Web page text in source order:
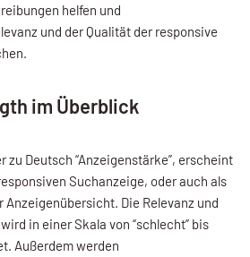
helfen und
und der Qualität der responsive
im Überblick
zu Deutsch “Anzeigenstärke”, erscheint
Suchanzeige, oder auch als
Anzeigenübersicht. Die Relevanz und
in einer Skala von “schlecht” bis
Außerdem werden